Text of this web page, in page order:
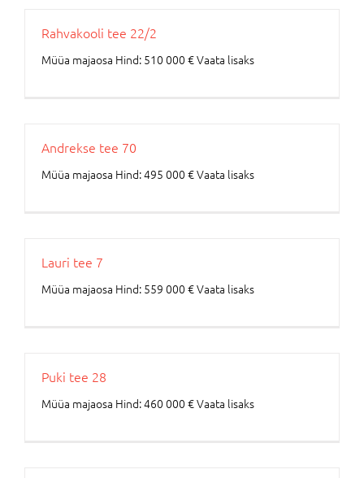
Rahvakooli tee 22/2
Müüa majaosa Hind: 510 000 € Vaata lisaks
Andrekse tee 70
Müüa majaosa Hind: 495 000 € Vaata lisaks
Lauri tee 7
Müüa majaosa Hind: 559 000 € Vaata lisaks
Puki tee 28
Müüa majaosa Hind: 460 000 € Vaata lisaks